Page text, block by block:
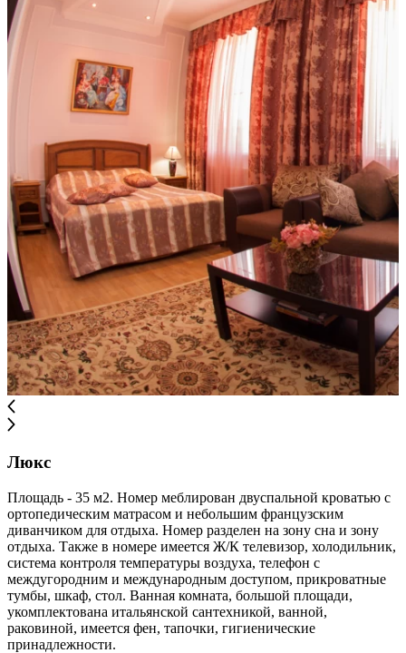
Люкс
Площадь - 35 м2. Номер меблирован двуспальной кроватью с
ортопедическим матрасом и небольшим французским
диванчиком для отдыха. Номер разделен на зону сна и зону
отдыха. Также в номере имеется Ж/К телевизор, холодильник,
система контроля температуры воздуха, телефон с
междугородним и международным доступом, прикроватные
тумбы, шкаф, стол. Ванная комната, большой площади,
укомплектована итальянской сантехникой, ванной,
раковиной, имеется фен, тапочки, гигиенические
принадлежности.